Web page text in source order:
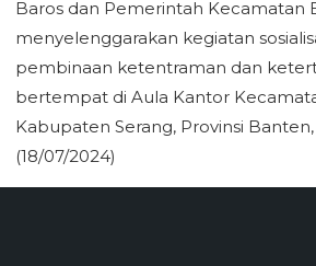
Baros dan Pemerintah Kecamatan
menyelenggarakan kegiatan
pembinaan ketentraman dan
bertempat di Aula Kantor
Kabupaten Serang, Provinsi
(18/07/2024)